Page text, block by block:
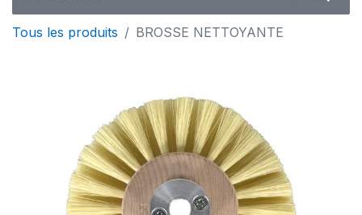
Tous les produits BROSSE NETTOYANTE